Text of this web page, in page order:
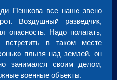
Пешкова все наше звено
Воздушный разведчик,
опасность. Надо полагать,
в таком месте
плывя над землей, он
занимался своим делом,
военные объекты.